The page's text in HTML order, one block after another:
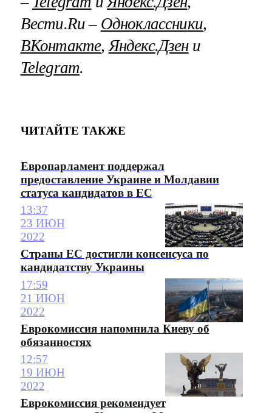
Вести.Ru – Одноклассники,
ВКонтакте, Яндекс.Дзени
Telegram.
ЧИТАЙТЕ ТАКЖЕ
Европарламент поддержал
предоставление Украине и Молдавии
статуса кандидатов в ЕС
13:37
23 ИЮН
2022
Страны ЕС достигли консенсуса по
кандидатству Украины
17:59
21 ИЮН
2022
Еврокомиссия напомнила Киеву об
обязанностях
12:57
19 ИЮН
2022
Еврокомиссия рекомендует